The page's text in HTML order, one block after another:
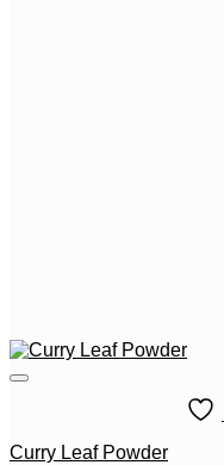
Curry Leaf Powder